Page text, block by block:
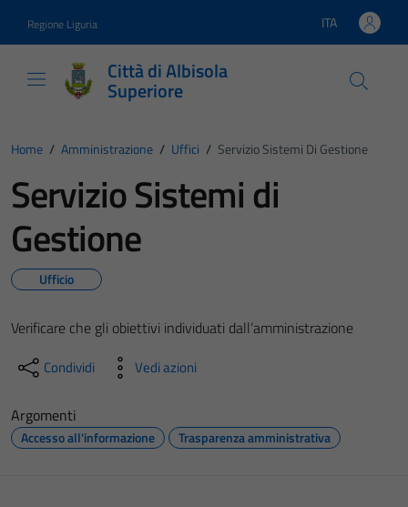
Regione Liguria Lingua attiva:
ITA
Città di Albisola
Superiore
Home / Amministrazione / Uffici / Servizio Sistemi Di Gestione
Servizio Sistemi di
Gestione
Ufficio
Verificare che gli obiettivi individuati dall’amministrazione
Condividi Vedi azioni
Argomenti
Accesso all'informazione Trasparenza amministrativa